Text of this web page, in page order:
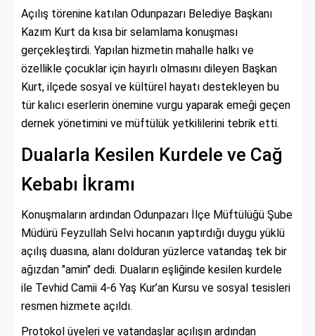
Açılış törenine katılan Odunpazarı Belediye Başkanı
Kazım Kurt da kısa bir selamlama konuşması
gerçekleştirdi. Yapılan hizmetin mahalle halkı ve
özellikle çocuklar için hayırlı olmasını dileyen Başkan
Kurt, ilçede sosyal ve kültürel hayatı destekleyen bu
tür kalıcı eserlerin önemine vurgu yaparak emeği geçen
dernek yönetimini ve müftülük yetkililerini tebrik etti.
Dualarla Kesilen Kurdele ve Cağ
Kebabı İkramı
Konuşmaların ardından Odunpazarı İlçe Müftülüğü Şube
Müdürü Feyzullah Selvi hocanın yaptırdığı duygu yüklü
açılış duasına, alanı dolduran yüzlerce vatandaş tek bir
ağızdan "amin" dedi. Duaların eşliğinde kesilen kurdele
ile Tevhid Camii 4-6 Yaş Kur’an Kursu ve sosyal tesisleri
resmen hizmete açıldı.
Protokol üyeleri ve vatandaşlar açılışın ardından